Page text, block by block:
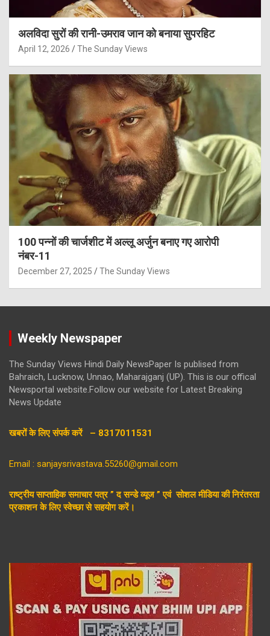
अलविदा सुरों की रानी-उमराव जान को बनाया सुपरहिट
April 12, 2026 The Sunday Views
100 पन्नों की चार्जशीट में अल्लू अर्जुन बनाए गए आरोपी
नंबर-11
December 27, 2025 The Sunday Views
Weekly Newspaper
The Sunday Views Hindi Daily NewsPaper Is publised from
Bahraich, Lucknow, Unnao, Maharajganj (UP). This is our offical
Newsportal website.Follow our website for Latest Breaking
News Update
खबरों के लिए संपर्क करें – 8317011531
Email : sanjaysrivastava.55260@gmail.com
राष्ट्रीय साप्ताहिक समाचार पत्र ” द सन्डे व्यूज ” एवं सोशल मीडिया की निरंतरता
प्रकाशन के लिए स्वेच्छा से सहयोग करें।